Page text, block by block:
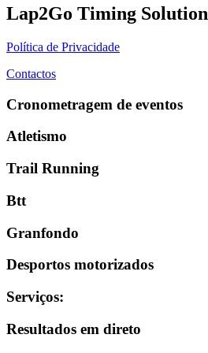
Lap2Go Timing Solution
Política de Privacidade
Contactos
Cronometragem de eventos
Atletismo
Trail Running
Btt
Granfondo
Desportos motorizados
Serviços:
Resultados em direto